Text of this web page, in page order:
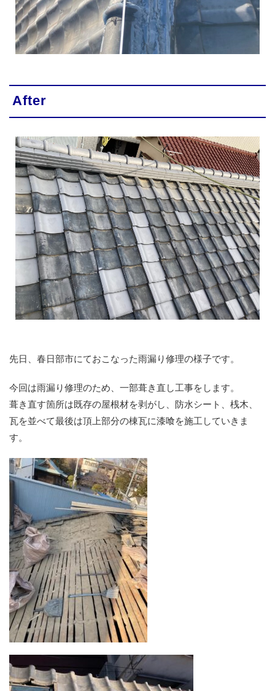
After
先日、春日部市にておこなった雨漏り修理の様子です。
今回は雨漏り修理のため、一部葺き直し工事をします。
葺き直す箇所は既存の屋根材を剥がし、防水シート、桟木、
瓦を並べて最後は頂上部分の棟瓦に漆喰を施工していきま
す。